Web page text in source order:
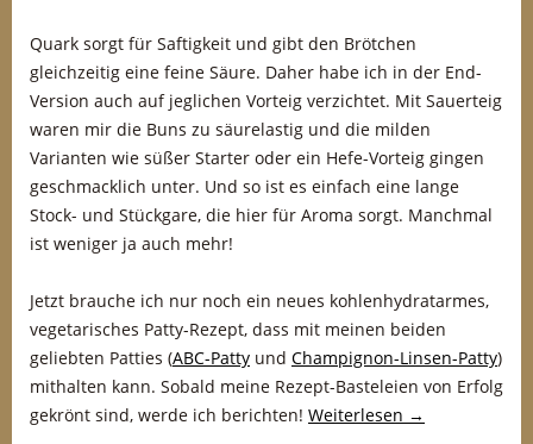
Quark sorgt für Saftigkeit und gibt den Brötchen
gleichzeitig eine feine Säure. Daher habe ich in der End-
Version auch auf jeglichen Vorteig verzichtet. Mit Sauerteig
waren mir die Buns zu säurelastig und die milden
Varianten wie süßer Starter oder ein Hefe-Vorteig gingen
geschmacklich unter. Und so ist es einfach eine lange
Stock- und Stückgare, die hier für Aroma sorgt. Manchmal
ist weniger ja auch mehr!
Jetzt brauche ich nur noch ein neues kohlenhydratarmes,
vegetarisches Patty-Rezept, dass mit meinen beiden
geliebten Patties (ABC-Patty und Champignon-Linsen-Patty)
mithalten kann. Sobald meine Rezept-Basteleien von Erfolg
gekrönt sind, werde ich berichten! Weiterlesen →